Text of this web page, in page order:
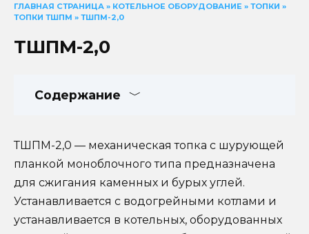
ГЛАВНАЯ СТРАНИЦА » КОТЕЛЬНОЕ ОБОРУДОВАНИЕ » ТОПКИ »
ТОПКИ ТШПМ » ТШПМ-2,0
ТШПМ-2,0
Содержание
ТШПМ-2,0 — механическая топка с шурующей
планкой моноблочного типа предназначена
для сжигания каменных и бурых углей.
Устанавливается с водогрейными котлами и
устанавливается в котельных, оборудованных